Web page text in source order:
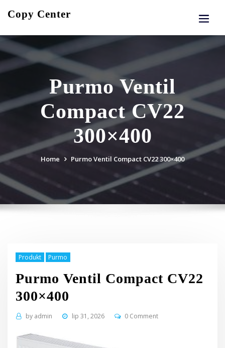
Copy Center
Purmo Ventil
Compact CV22
300×400
Home Purmo Ventil Compact CV22 300×400
Produkt Purmo
Purmo Ventil Compact CV22
300×400
by admin lip 31, 2026 0 Comment